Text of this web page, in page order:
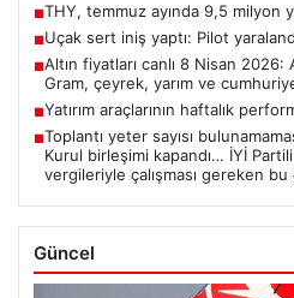
■THY, temmuz ayında 9,5 milyon
■Uçak sert iniş yaptı: Pilot
■Altın fiyatları canlı 8 Nisan 2026:
Gram, çeyrek, yarım ve
■Yatırım araçlarının haftalık
■Toplantı yeter sayısı
Kurul birleşimi kapandı… İYİ
vergileriyle çalışması gereken bu
Güncel